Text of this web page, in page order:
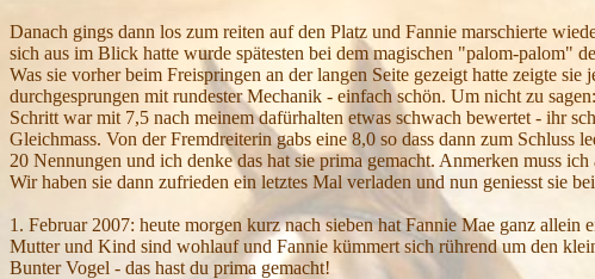
Danach gings dann los zum reiten auf den Platz und Fannie marschierte
sich aus im Blick hatte wurde spätesten bei dem magischen "palom-palom"
Was sie vorher beim Freispringen an der langen Seite gezeigt hatte zeigte
durchgesprungen mit rundester Mechanik - einfach schön. Um nicht zu
Schritt war mit 7,5 nach meinem dafürhalten etwas schwach bewertet - ihr
Gleichmass. Von der Fremdreiterin gabs eine 8,0 so dass dann zum
20 Nennungen und ich denke das hat sie prima gemacht. Anmerken muss
Wir haben sie dann zufrieden ein letztes Mal verladen und nun geniesst sie
1. Februar 2007: heute morgen kurz nach sieben hat Fannie Mae ganz
Mutter und Kind sind wohlauf und Fannie kümmert sich rührend um den
Bunter Vogel - das hast du prima gemacht!